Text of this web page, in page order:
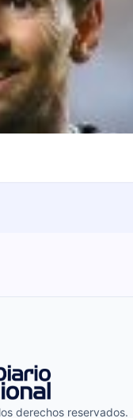
derechos reservados.